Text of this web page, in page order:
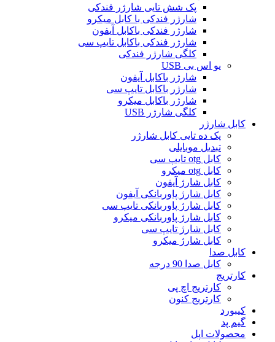
پک شش تایی شارژر فندکی
شارژر فندکی با کابل میکرو
شارژر فندکی باکابل آیفون
شارژر فندکی باکابل تایپ سی
کلگی شارژر فندکی
یو اس بی USB
شارژر باکابل آیفون
شارژر باکابل تایپ سی
شارژر باکابل میکرو
کلگی شارژر USB
کابل شارژر
پک ده تایی کابل شارژر
تبدیل موبایلی
کابل otg تایپ سی
کابل otg میکرو
کابل شارژ آیفون
کابل شارژ پاوربانکی آیفون
کابل شارژ پاوربانکی تایپ سی
کابل شارژ پاوربانکی میکرو
کابل شارژ تایپ سی
کابل شارژ میکرو
کابل صدا
کابل صدا 90 درجه
کارتریج
کارتریج اچ پی
کارتریج کنون
کیبورد
گیم پد
محصولات اپل